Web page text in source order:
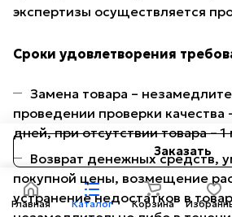
Заказать
экспертизы осуществляется
Сроки удовлетворения
Замена товара –
проведении проверки качества
дней, при отсутствии товара –
Возврат денежных средств,
покупной цены, возмещение
устранение недостатков в
Главная Каталог Корзина